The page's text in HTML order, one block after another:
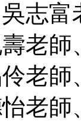
志
老師
老師
老師